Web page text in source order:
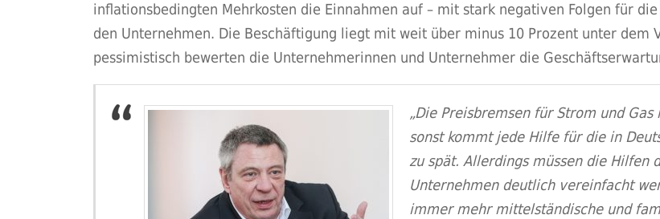
inflationsbedingten Mehrkosten die Einnahmen auf – mit stark negativen Folgen für
den Unternehmen. Die Beschäftigung liegt mit weit über minus 10 Prozent unter dem
pessimistisch bewerten die Unternehmerinnen und Unternehmer die
„Die Preisbremsen für Strom und
sonst kommt jede Hilfe für die in
zu spät. Allerdings müssen die Hilfen
Unternehmen deutlich vereinfacht
immer mehr mittelständische und